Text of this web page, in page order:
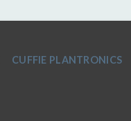
CUFFIE PLANTRONICS